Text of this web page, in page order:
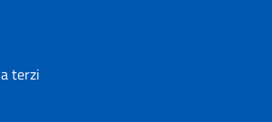
terzi